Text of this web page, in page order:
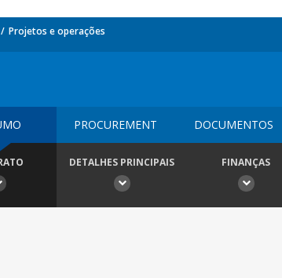
Projetos e operações
PROCUREMENT DOCUMENTOS
DETALHES PRINCIPAIS FINANÇAS